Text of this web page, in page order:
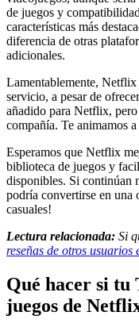
de juegos y
características más
diferencia de otras
adicionales.
Lamentablemente,
servicio, a pesar de
añadido para Netflix, pero
compañía. Te animamos
Esperamos que Netflix
biblioteca de juegos y
disponibles. Si continúan
podría convertirse en una
casuales!
Lectura relacionada: Si
reseñas de otros usuarios
Qué hacer si
juegos de